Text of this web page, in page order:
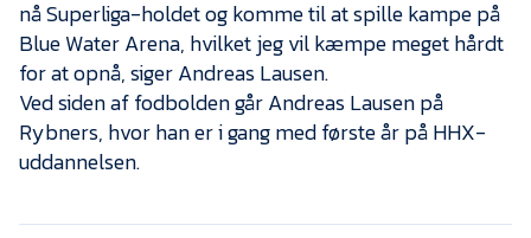
nå Superliga-holdet og komme til at spille kampe på
Blue Water Arena, hvilket jeg vil kæmpe meget hårdt
for at opnå, siger Andreas Lausen.
Ved siden af fodbolden går Andreas Lausen på
Rybners, hvor han er i gang med første år på HHX-
uddannelsen.